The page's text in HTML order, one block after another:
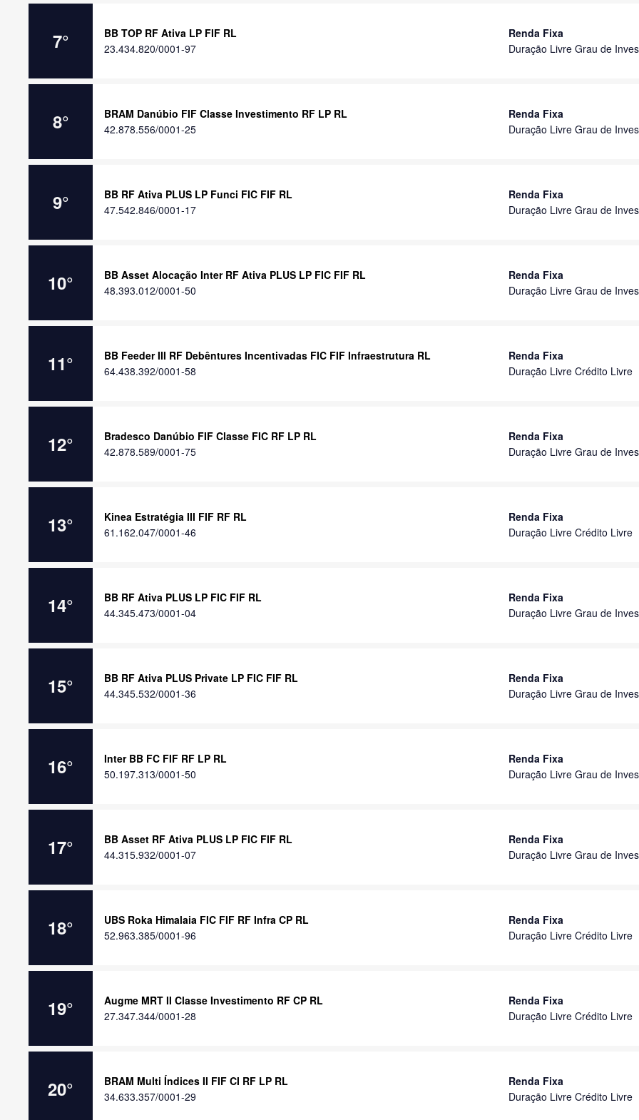
7°
BB TOP RF Ativa LP FIF RL
23.434.820/0001-97
Renda Fixa
Duração Livre Grau de
8°
BRAM Danúbio FIF Classe Investimento RF LP RL
42.878.556/0001-25
Renda Fixa
Duração Livre Grau de
9°
BB RF Ativa PLUS LP Funci FIC FIF RL
47.542.846/0001-17
Renda Fixa
Duração Livre Grau de
10°
BB Asset Alocação Inter RF Ativa PLUS LP FIC FIF RL
48.393.012/0001-50
Renda Fixa
Duração Livre Grau de
11°
BB Feeder III RF Debêntures Incentivadas FIC FIF Infraestrutura RL
64.438.392/0001-58
Renda Fixa
Duração Livre Crédito Livre
12°
Bradesco Danúbio FIF Classe FIC RF LP RL
42.878.589/0001-75
Renda Fixa
Duração Livre Grau de
13°
Kinea Estratégia III FIF RF RL
61.162.047/0001-46
Renda Fixa
Duração Livre Crédito Livre
14°
BB RF Ativa PLUS LP FIC FIF RL
44.345.473/0001-04
Renda Fixa
Duração Livre Grau de
15°
BB RF Ativa PLUS Private LP FIC FIF RL
44.345.532/0001-36
Renda Fixa
Duração Livre Grau de
16°
Inter BB FC FIF RF LP RL
50.197.313/0001-50
Renda Fixa
Duração Livre Grau de
17°
BB Asset RF Ativa PLUS LP FIC FIF RL
44.315.932/0001-07
Renda Fixa
Duração Livre Grau de
18°
UBS Roka Himalaia FIC FIF RF Infra CP RL
52.963.385/0001-96
Renda Fixa
Duração Livre Crédito Livre
19°
Augme MRT II Classe Investimento RF CP RL
27.347.344/0001-28
Renda Fixa
Duração Livre Crédito Livre
20°
BRAM Multi Índices II FIF CI RF LP RL
34.633.357/0001-29
Renda Fixa
Duração Livre Crédito Livre